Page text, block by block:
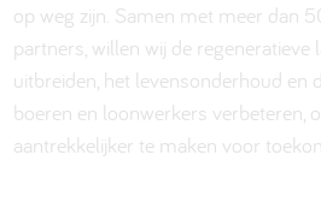
op weg zijn. Samen met meer dan
partners, willen wij de
uitbreiden, het levensonderhoud en
boeren en loonwerkers verbeteren,
aantrekkelijker te maken voor